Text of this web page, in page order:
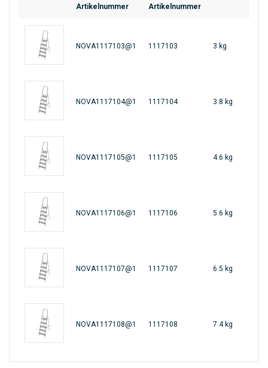
Artikelnummer
Artikelnummer
NOVA1117103@1 1117103 3 kg
NOVA1117104@1 1117104 3.8 kg
NOVA1117105@1 1117105 4.6 kg
NOVA1117106@1 1117106 5.6 kg
NOVA1117107@1 1117107 6.5 kg
NOVA1117108@1 1117108 7.4 kg